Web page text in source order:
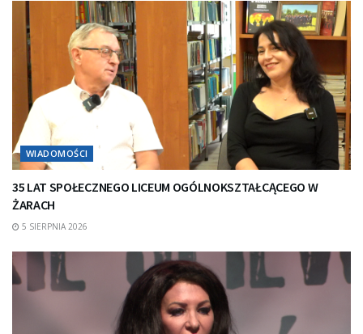
WIADOMOŚCI
35 LAT SPOŁECZNEGO LICEUM OGÓLNOKSZTAŁCĄCEGO W
ŻARACH
5 SIERPNIA 2026